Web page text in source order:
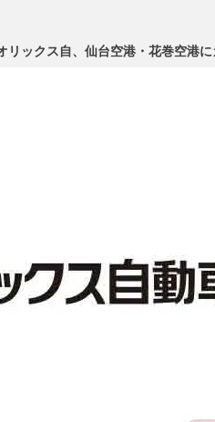
リックス自、仙台空港・花巻空港